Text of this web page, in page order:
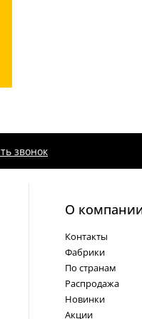
звонок
О
Контакты
Фабрики
По странам
Распродажа
Новинки
Акции